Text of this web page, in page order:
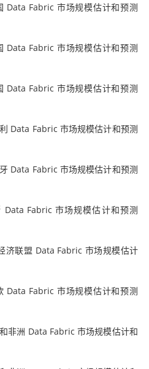
Data Fabric 市场规模估计和预测
Data Fabric 市场规模估计和预测
Data Fabric 市场规模估计和预测
Data Fabric 市场规模估计和预测
Data Fabric 市场规模估计和预测
Fabric 市场规模估计和预测
济联盟 Data Fabric 市场规模估计
Data Fabric 市场规模估计和预测
非洲 Data Fabric 市场规模估计和